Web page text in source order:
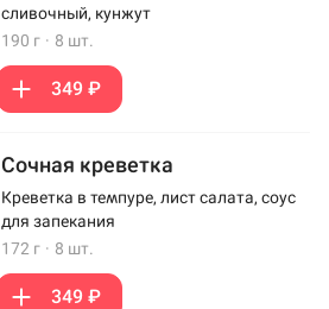
сливочный, кунжут
190 г · 8 шт.
349 ₽
Сочная креветка
Креветка в темпуре, лист салата, соус
для запекания
172 г · 8 шт.
349 ₽